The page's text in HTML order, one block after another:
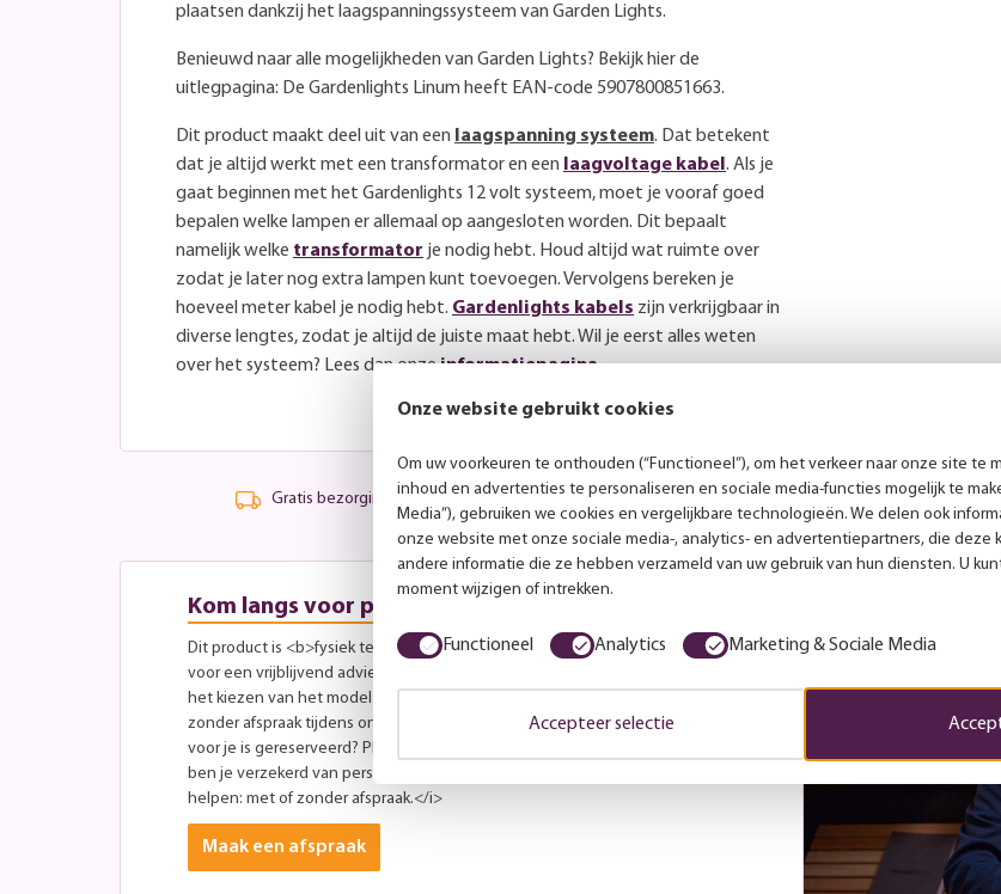
plaatsen dankzij het laagspanningssysteem van Garden Lights.
Benieuwd naar alle mogelijkheden van Garden Lights? Bekijk hier de
uitlegpagina: De Gardenlights Linum heeft EAN-code 5907800851663.
Dit product maakt deel uit van een laagspanning systeem. Dat betekent
dat je altijd werkt met een transformator en een
laagvoltage kabel . Als je
gaat beginnen met het Gardenlights 12 volt systeem, moet je vooraf goed
bepalen welke lampen er allemaal op aangesloten worden. Dit bepaalt
namelijk welke transformator je nodig hebt. Houd altijd wat ruimte over
zodat je later nog extra lampen kunt toevoegen. Vervolgens bereken je
hoeveel meter kabel je nodig hebt. Gardenlights kabels zijn verkrijgbaar in
diverse lengtes, zodat je altijd de juiste maat hebt. Wil je eerst alles weten
over het systeem? Lees dan onzeinformatiepagina.
Gratis bezorging vanaf 99,- Persoonlijk advies
Kom langs voor persoonlijk advies
Dit product is <b>fysiek te zien in onze showroom</b>. Kom gerust langs
voor een vrijblijvend adviesgesprek. Onze specialisten helpen je graag bij
het kiezen van het model dat perfect bij jou past. Je bent altijd welkom
zonder afspraak tijdens onze openingstijden. Wil je zeker weten dat er tijd
voor je is gereserveerd? Plan dan hiernaast eenvoudig een afspraak in. Zo
ben je verzekerd van persoonlijke aandacht. <i>Wij staan klaar om je te
helpen: met of zonder afspraak.</i>
Maak een afspraak
Onze website gebruikt cookies
Om uw voorkeuren te onthouden (“Functioneel”), om het verkeer naar onze site te
inhoud en advertenties te personaliseren en sociale media-functies mogelijk te
Media”), gebruiken we cookies en vergelijkbare technologieën. We delen ook
onze website met onze sociale media-, analytics- en advertentiepartners, die deze
andere informatie die ze hebben verzameld van uw gebruik van hun diensten. U
moment wijzigen of intrekken.
Functioneel Analytics Marketing & Sociale Media
Accepteer selectie